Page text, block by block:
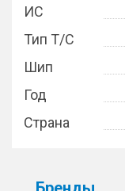
ИС
Тип Т/С
Шип
Год
Страна